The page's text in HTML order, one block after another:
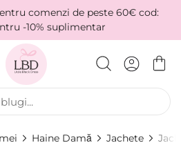
comenzi de peste 60€ cod:
-10% suplimentar
Haine Damă Jachete